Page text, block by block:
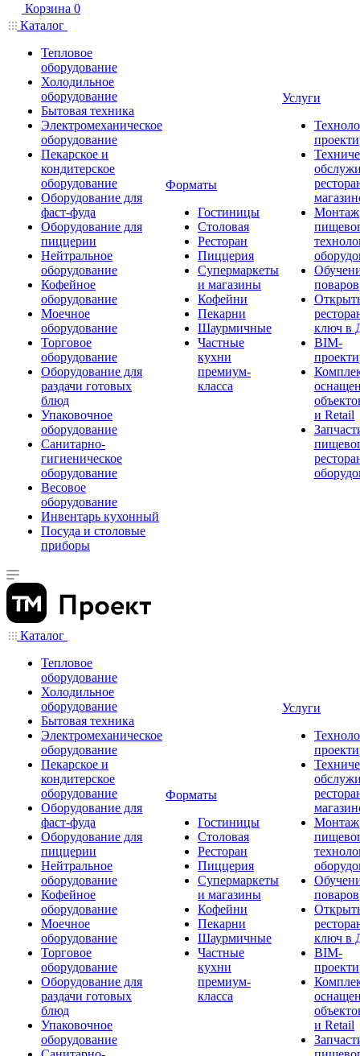
Корзина 0
Каталог
Тепловое
оборудование
Холодильное
оборудование
Бытовая техника
Электромеханическое
оборудование
Пекарское и
кондитерское
оборудование
Оборудование для
фаст-фуда
Оборудование для
пиццерии
Нейтральное
оборудование
Кофейное
оборудование
Моечное
оборудование
Торговое
оборудование
Оборудование для
раздачи готовых
блюд
Упаковочное
оборудование
Санитарно-
гигиеническое
оборудование
Весовое
оборудование
Инвентарь кухонный
Посуда и столовые
приборы
Форматы
Гостиницы
Столовая
Ресторан
Пиццерия
Супермаркеты
и магазины
Кофейни
Пекарни
Шаурмичные
Частные
кухни
премиум-
класса
Услуги
Монтаж
поваров
ключ в
BIM-
и Retail
Каталог
Тепловое
оборудование
Холодильное
оборудование
Бытовая техника
Электромеханическое
оборудование
Пекарское и
кондитерское
оборудование
Оборудование для
фаст-фуда
Оборудование для
пиццерии
Нейтральное
оборудование
Кофейное
оборудование
Моечное
оборудование
Торговое
оборудование
Оборудование для
раздачи готовых
блюд
Упаковочное
оборудование
Форматы
Гостиницы
Столовая
Ресторан
Пиццерия
Супермаркеты
и магазины
Кофейни
Пекарни
Шаурмичные
Частные
кухни
премиум-
класса
Услуги
Монтаж
поваров
ключ в
BIM-
и Retail